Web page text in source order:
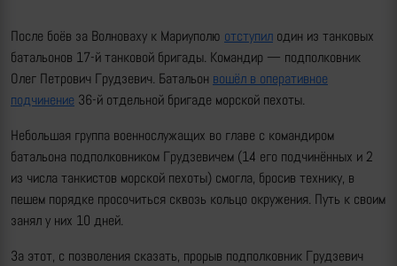
После боёв за Волноваху к Мариуполю отступил один из танковых
батальонов 17-й танковой бригады. Командир — подполковник
Олег Петрович Грудзевич. Батальон вошёл в оперативное
подчинение 36-й отдельной бригаде морской пехоты.
Небольшая группа военнослужащих во главе с командиром
батальона подполковником Грудзевичем (14 его подчинённых и 2
из числа танкистов морской пехоты) смогла, бросив технику, в
пешем порядке просочиться сквозь кольцо окружения. Путь к своим
занял у них 10 дней.
За этот, с позволения сказать, прорыв подполковник Грудзевич